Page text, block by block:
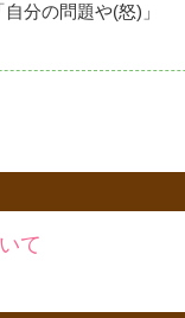
分の問題や(怒)」
て